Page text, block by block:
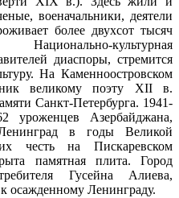
военачальники, деятели
более двухсот тысяч
культурная
диаспоры, стремится
На Каменноостровском
великому поэту XII в.
Санкт-Петербурга. 1941-
уроженцев Азербайджана,
в годы Великой
честь на Пискаревском
памятная плита. Город
Гусейна Алиева,
осажденному Ленинграду.